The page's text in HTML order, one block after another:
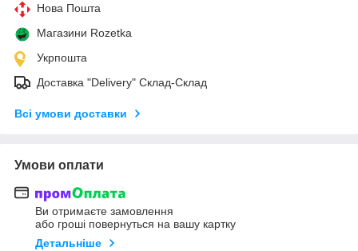
Нова Пошта
Магазини Rozetka
Укрпошта
Доставка "Delivery" Склад-Склад
Всі умови доставки
Умови оплати
Ви отримаєте замовлення
або гроші повернуться на вашу картку
Детальніше